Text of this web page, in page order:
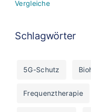
Vergleiche
Schlagwörter
5G-Schutz
Frequenztherapie